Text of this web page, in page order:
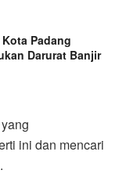
Padang
Darurat Banjir
ini dan mencari